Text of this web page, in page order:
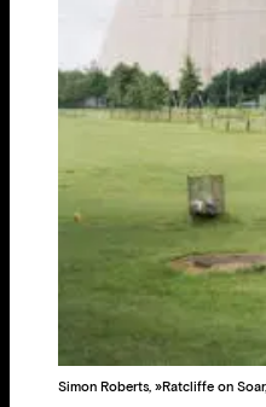
Simon Roberts, »Ratcliffe on